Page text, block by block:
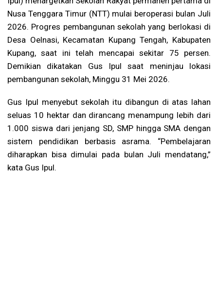
Nusa Tenggara Timur (NTT) mulai beroperasi bulan Juli
2026. Progres pembangunan sekolah yang berlokasi di
Desa Oelnasi, Kecamatan Kupang Tengah, Kabupaten
Kupang, saat ini telah mencapai sekitar 75 persen.
Demikian dikatakan Gus Ipul saat meninjau lokasi
pembangunan sekolah, Minggu 31 Mei 2026.
Gus Ipul menyebut sekolah itu dibangun di atas lahan
seluas 10 hektar dan dirancang menampung lebih dari
1.000 siswa dari jenjang SD, SMP hingga SMA dengan
sistem pendidikan berbasis asrama. “Pembelajaran
diharapkan bisa dimulai pada bulan Juli mendatang,”
kata Gus Ipul.